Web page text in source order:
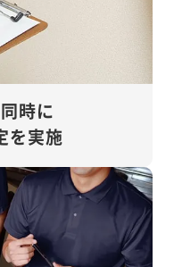
時に
を実施